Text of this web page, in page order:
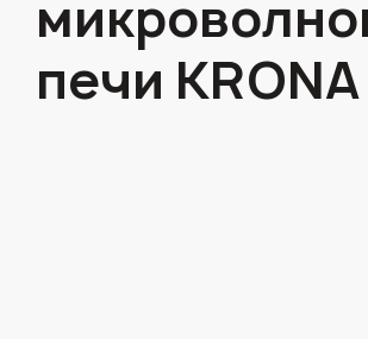
печи KRONA